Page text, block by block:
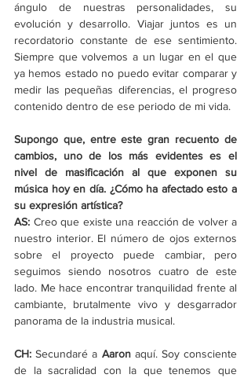
ángulo de nuestras personalidades, su
evolución y desarrollo. Viajar juntos es un
recordatorio constante de ese sentimiento.
Siempre que volvemos a un lugar en el que
ya hemos estado no puedo evitar comparar y
medir las pequeñas diferencias, el progreso
contenido dentro de ese periodo de mi vida.
Supongo que, entre este gran recuento de
cambios, uno de los más evidentes es el
nivel de masificación al que exponen su
música hoy en día. ¿Cómo ha afectado esto a
su expresión artística?
AS: Creo que existe una reacción de volver a
nuestro interior. El número de ojos externos
sobre el proyecto puede cambiar, pero
seguimos siendo nosotros cuatro de este
lado. Me hace encontrar tranquilidad frente al
cambiante, brutalmente vivo y desgarrador
panorama de la industria musical.
CH: Secundaré a Aaron aquí. Soy consciente
de la sacralidad con la que tenemos que